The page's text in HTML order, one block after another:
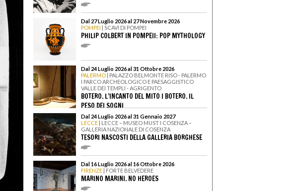
Dal 27 Luglio 2026 al 27 Novembre 2026
POMPEI | SCAVI DI POMPEI
PHILIP COLBERT IN POMPEII: POP MYTHOLOGY
Dal 24 Luglio 2026 al 31 Ottobre 2026
PALERMO | PALAZZO BELMONTE RISO - PALERMO
I PARCO ARCHEOLOGICO E PAESAGGISTICO
VALLE DEI TEMPLI - AGRIGENTO
BOTERO. L’INCANTO DEL MITO I BOTERO. IL
PESO DEI SOGNI
Dal 24 Luglio 2026 al 31 Gennaio 2027
LECCE | LECCE – MUSEO MUST I COSENZA –
GALLERIA NAZIONALE DI COSENZA
TESORI NASCOSTI DELLA GALLERIA BORGHESE
Dal 16 Luglio 2026 al 16 Ottobre 2026
FIRENZE | FORTE BELVEDERE
MARINO MARINI. NO HEROES